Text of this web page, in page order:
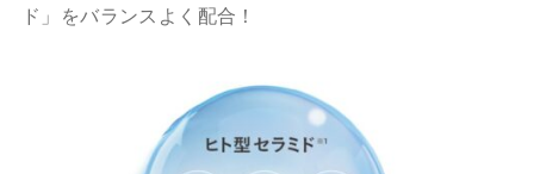
ド」をバランスよく配合！